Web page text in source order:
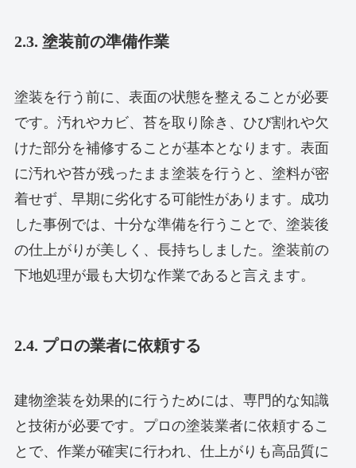
2.3. 塗装前の準備作業
塗装を行う前に、表面の状態を整えることが必要
です。汚れやカビ、苔を取り除き、ひび割れや欠
けた部分を補修することが基本となります。表面
に汚れや苔が残ったまま塗装を行うと、塗料が密
着せず、早期に劣化する可能性があります。成功
した事例では、十分な準備を行うことで、塗装後
の仕上がりが美しく、長持ちしました。塗装前の
下地処理が最も大切な作業であると言えます。
2.4. プロの業者に依頼する
建物塗装を効果的に行うためには、専門的な知識
と技術が必要です。プロの塗装業者に依頼するこ
とで、作業が確実に行われ、仕上がりも高品質に